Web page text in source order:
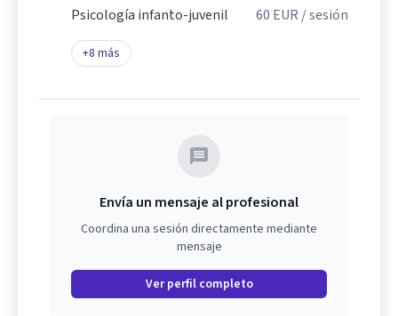
Psicología infanto-juvenil 60 EUR / sesión
+8 más
Envía un mensaje al profesional
Coordina una sesión directamente mediante
mensaje
Ver perfil completo